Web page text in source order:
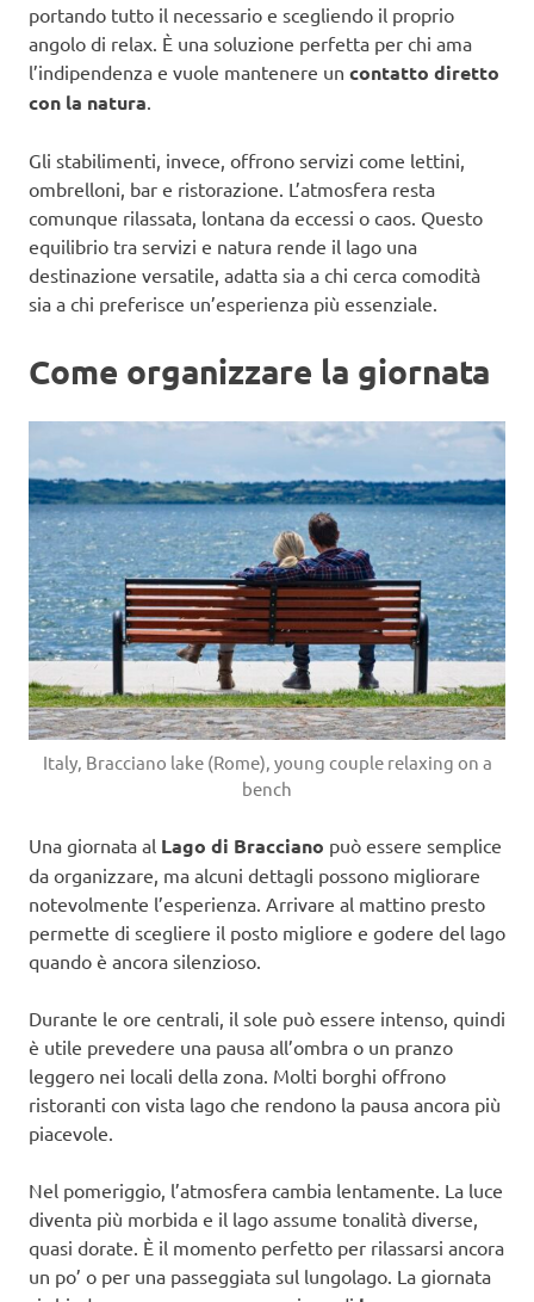
portando tutto il necessario e scegliendo il proprio
angolo di relax. È una soluzione perfetta per chi ama
l’indipendenza e vuole mantenere un contatto diretto
con la natura.
Gli stabilimenti, invece, offrono servizi come lettini,
ombrelloni, bar e ristorazione. L’atmosfera resta
comunque rilassata, lontana da eccessi o caos. Questo
equilibrio tra servizi e natura rende il lago una
destinazione versatile, adatta sia a chi cerca comodità
sia a chi preferisce un’esperienza più essenziale.
Come organizzare la giornata
Italy, Bracciano lake (Rome), young couple relaxing on a
bench
Una giornata al Lago di Bracciano può essere semplice
da organizzare, ma alcuni dettagli possono migliorare
notevolmente l’esperienza. Arrivare al mattino presto
permette di scegliere il posto migliore e godere del lago
quando è ancora silenzioso.
Durante le ore centrali, il sole può essere intenso, quindi
è utile prevedere una pausa all’ombra o un pranzo
leggero nei locali della zona. Molti borghi offrono
ristoranti con vista lago che rendono la pausa ancora più
piacevole.
Nel pomeriggio, l’atmosfera cambia lentamente. La luce
diventa più morbida e il lago assume tonalità diverse,
quasi dorate. È il momento perfetto per rilassarsi ancora
un po’ o per una passeggiata sul lungolago. La giornata